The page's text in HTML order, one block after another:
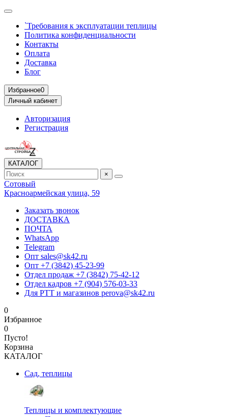
`Требования к эксплуатации теплицы
Политика конфиденциальности
Контакты
Оплата
Доставка
Блог
Избранное0
Личный кабинет
Авторизация
Регистрация
КАТАЛОГ
×
Сотовый
Красноармейская улица, 59
Заказать звонок
ДОСТАВКА
ПОЧТА
WhatsApp
Telegram
Опт sales@sk42.ru
Опт +7 (3842) 45-23-99
Отдел продаж +7 (3842) 75-42-12
Отдел кадров +7 (904) 576-03-33
Для РТТ и магазинов perova@sk42.ru
0
Избранное
0
Пусто!
Корзина
КАТАЛОГ
Сад, теплицы
Теплицы и комплектующие